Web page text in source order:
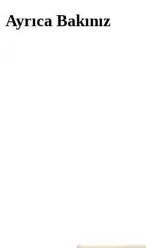
Ayrıca Bakınız